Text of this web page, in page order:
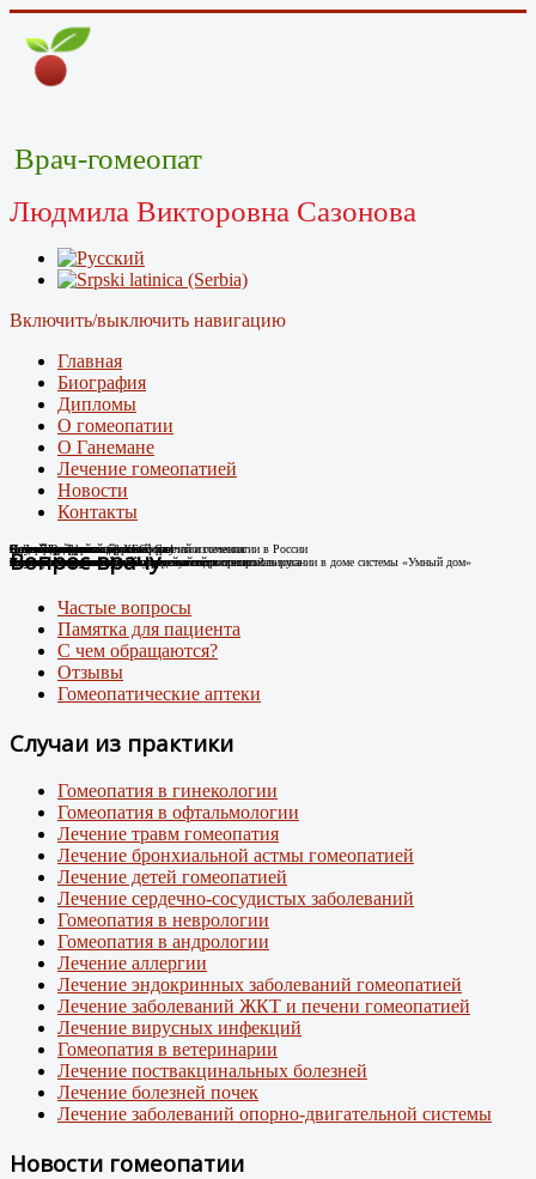
Врач-гомеопат
Людмила Викторовна Сазонова
Включить/выключить навигацию
Главная
Биография
Дипломы
О гомеопатии
О Ганемане
Лечение гомеопатией
Новости
Контакты
Случай Вай-фай
Человек-антенна. Случай излечения.
Я не могу дышать без телефона!
Случай из практики
Новые препараты цифровой эры
Появились случаи плохого самочувствия при использовании в доме системы «Умный дом»
Лечение цифровой зависимости
про игровую зависимость у детей и подростков
К Дню гомеопатии: факты о развитии гомеопатии в России
Остеоартроз.
Случай из практики.
Соли Шюсслера
Какими гомеопатическими средствами что лечить?
Склероатрофический лихен. Случай излечения
Лечение Крауроза вульвы гомеопатией
Случай диабета
Лечение гомеопатией
Новый штамм ковида ХЕС.
Внимание: пришел новый вирусный штамм коронавируса
Вопрос врачу
Частые вопросы
Памятка для пациента
С чем обращаются?
Отзывы
Гомеопатические аптеки
Случаи из практики
Гомеопатия в гинекологии
Гомеопатия в офтальмологии
Лечение травм гомеопатия
Лечение бронхиальной астмы гомеопатией
Лечение детей гомеопатией
Лечение сердечно-сосудистых заболеваний
Гомеопатия в неврологии
Гомеопатия в андрологии
Лечение аллергии
Лечение эндокринных заболеваний гомеопатией
Лечение заболеваний ЖКТ и печени гомеопатией
Лечение вирусных инфекций
Гомеопатия в ветеринарии
Лечение поствакцинальных болезней
Лечение болезней почек
Лечение заболеваний опорно-двигательной системы
Новости гомеопатии